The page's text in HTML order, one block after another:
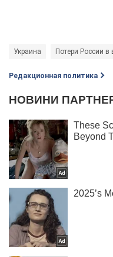
Украина Потери России в
Редакционная политика